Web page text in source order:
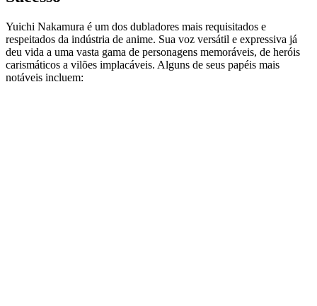
Yuichi Nakamura é um dos dubladores mais requisitados e
respeitados da indústria de anime. Sua voz versátil e expressiva já
deu vida a uma vasta gama de personagens memoráveis, de heróis
carismáticos a vilões implacáveis. Alguns de seus papéis mais
notáveis incluem: